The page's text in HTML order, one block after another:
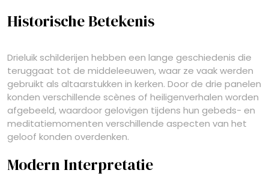
Historische Betekenis
Drieluik schilderijen hebben een lange geschiedenis die
teruggaat tot de middeleeuwen, waar ze vaak werden
gebruikt als altaarstukken in kerken. Door de drie panelen
konden verschillende scènes of heiligenverhalen worden
afgebeeld, waardoor gelovigen tijdens hun gebeds- en
meditatiemomenten verschillende aspecten van het
geloof konden overdenken.
Modern Interpretatie